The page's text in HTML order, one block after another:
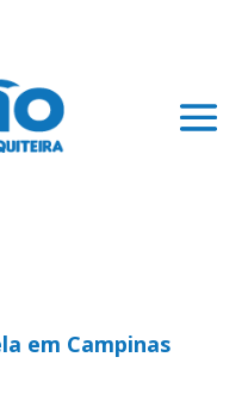
em Campinas